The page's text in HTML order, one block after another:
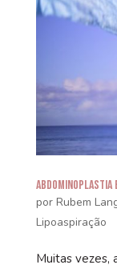
Abdominoplastia
por Rubem
Lipoaspiração
Muitas vezes,